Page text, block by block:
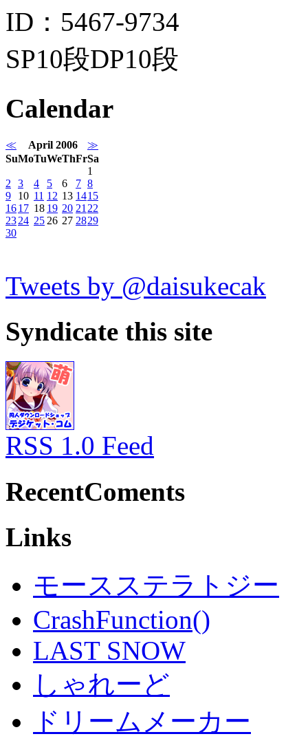
ID：5467-9734
SP10段DP10段
Calendar
≪ April 2006
≫
SuMoTuWeThFrSa
1
2
3 4 5 6 7 8
9
10 11 12 13 1415
1617 18 19 20 21 22
2324 25 26 27 2829
30
Tweets by @daisukecak
Syndicate this site
RSS 1.0 Feed
RecentComents
Links
モースステラトジー
CrashFunction()
LAST SNOW
しゃれーど
ドリームメーカー